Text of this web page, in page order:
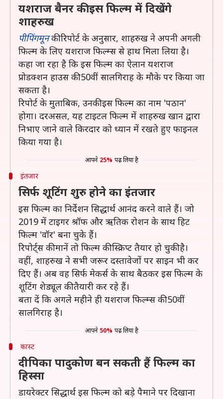
यशराज बैनर की इस फिल्म में दिखेंगे
शाहरुख
पीपिंगमूनकी रिपोर्ट के अनुसार, शाहरुख ने अपनी अगली
फिल्म के लिए यशराज फिल्म्स से हाथ मिला लिया है।
कहा जा रहा है कि इस फिल्म का ऐलान यशराज
प्रोडक्शन हाउस की 50वीं सालगिराह के मौके पर किया जा
सकता है।
रिपोर्ट के मुताबिक, उनकी इस फिल्म का नाम 'पठान'
होगा। दरअसल, यह टाइटल फिल्म में शाहरुख खान द्वारा
निभाए जाने वाले किरदार को ध्यान में रखते हुए फाइनल
किया गया है।
आपने 25% पढ़ लिया है
इंतजार
सिर्फ शूटिंग शुरु होने का इंतजार
इस फिल्म का निर्देशन सिद्धार्थ आनंद करने वाले हैं। जो
2019 में टाइगर श्रॉफ और ऋतिक रोशन के साथ हिट
फिल्म 'वॉर' बना चुके हैं।
रिपोर्ट्स की मानें तो फिल्म की स्क्रिप्ट तैयार हो चुकी है।
वहीं, शाहरुख ने सभी जरूर दस्तावेजों पर साइन भी कर
दिए हैं। अब वह सिर्फ मेकर्स के साथ बैठकर इस फिल्म के
शूटिंग शेड्यूल की तैयारी कर रहे हैं।
बता दें कि अगले महीने ही यशराज फिल्म्स की 50वीं
सालगिराह है।
आपने 50% पढ़ लिया है
कास्ट
दीपिका पादुकोण बन सकती हैं फिल्म का
हिस्सा
डायरेक्टर सिद्धार्थ इस फिल्म को बडे़ पैमाने पर दिखाना